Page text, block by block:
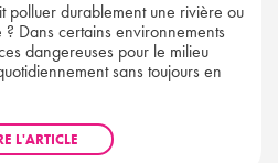
polluer durablement une rivière ou
Dans certains environnements
dangereuses pour le milieu
sans toujours en
L'ARTICLE